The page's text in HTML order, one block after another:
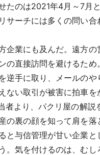
たのは2021年4月～7月
サーチには多くの問い合
企業にも及んだ。遠方の
の直接訪問を避けるため
逆手に取り、メールのや
ない取引が被害に拍車を
者より、パクリ屋の解説
の裏の顔を知って肩を落
と与信管理が甘い企業と
。気を付けるのは、むし